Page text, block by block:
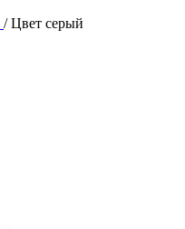
/ Цвет серый